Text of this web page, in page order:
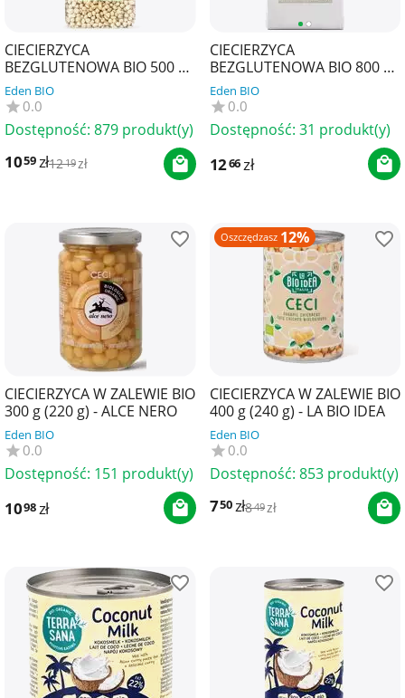
CIECIERZYCA
BEZGLUTENOWA BIO 500 g -
BIO PLANET
Eden BIO
0.0
Dostępność: 879 produkt(y)
1059zł1219zł
CIECIERZYCA
BEZGLUTENOWA BIO 800 g -
THE PLANET
Eden BIO
0.0
Dostępność: 31 produkt(y)
1266zł
CIECIERZYCA W ZALEWIE BIO
300 g (220 g) - ALCE NERO
Eden BIO
0.0
Dostępność: 151 produkt(y)
1098zł
Oszczędzasz 12%
CIECIERZYCA W ZALEWIE BIO
400 g (240 g) - LA BIO IDEA
Eden BIO
0.0
Dostępność: 853 produkt(y)
750zł849zł